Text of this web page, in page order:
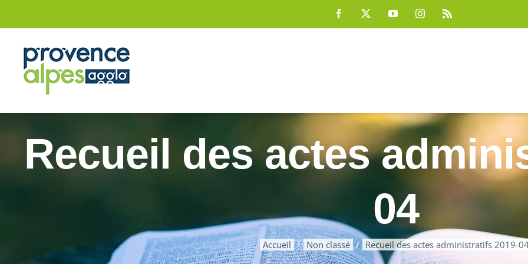
Facebook YouTubeInstagram
Recueil des actes
04
Accueil Non classé Recueil des actes administratifs 2019-